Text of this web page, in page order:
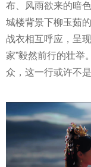
布、风雨欲来的暗
城楼背景下柳玉茹
战衣相互呼应，呈
家”毅然前行的壮举
众，这一行或许不